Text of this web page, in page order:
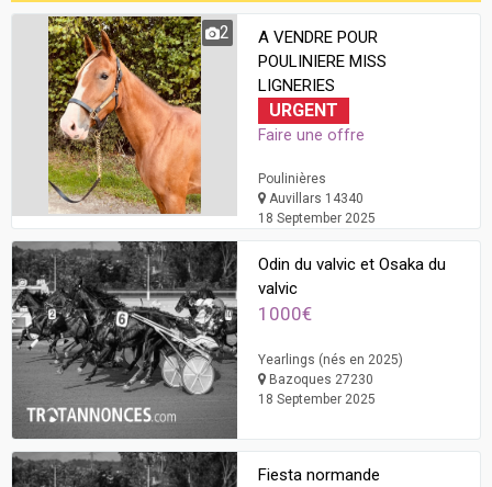
2
A VENDRE POUR
POULINIERE MISS
LIGNERIES
URGENT
Faire une offre
Poulinières
Auvillars 14340
18 September 2025
Odin du valvic et Osaka du
valvic
1000€
Yearlings (nés en 2025)
Bazoques 27230
18 September 2025
Fiesta normande